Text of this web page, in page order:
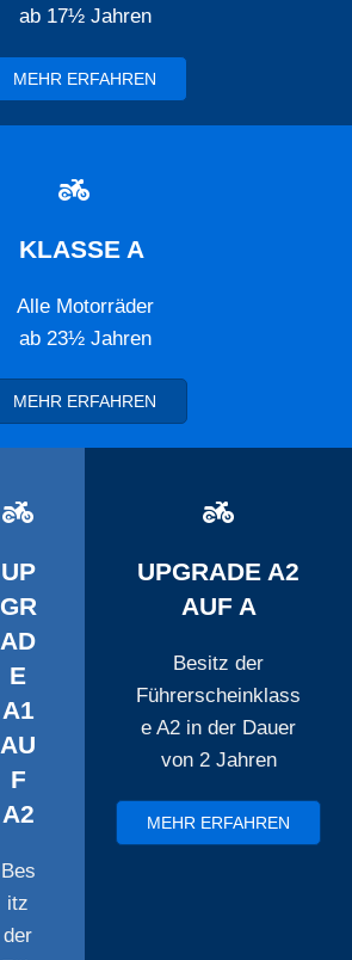
ab 17½ Jahren
MEHR ERFAHREN

KLASSE A
Alle Motorräder
ab 23½ Jahren
MEHR ERFAHREN

UP
GR
AD
E
A1
AU
F
A2
Bes
itz
der

UPGRADE A2
AUF A
Besitz der
Führerscheinklass
e A2 in der Dauer
von 2 Jahren
MEHR ERFAHREN